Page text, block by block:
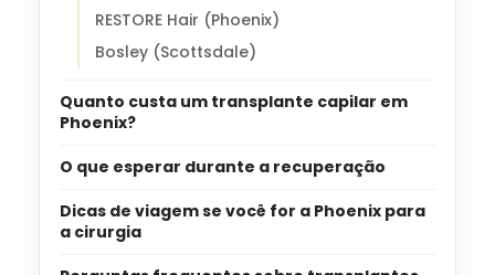
RESTORE Hair (Phoenix)
Bosley (Scottsdale)
Quanto custa um transplante capilar em
Phoenix?
O que esperar durante a recuperação
Dicas de viagem se você for a Phoenix para
a cirurgia